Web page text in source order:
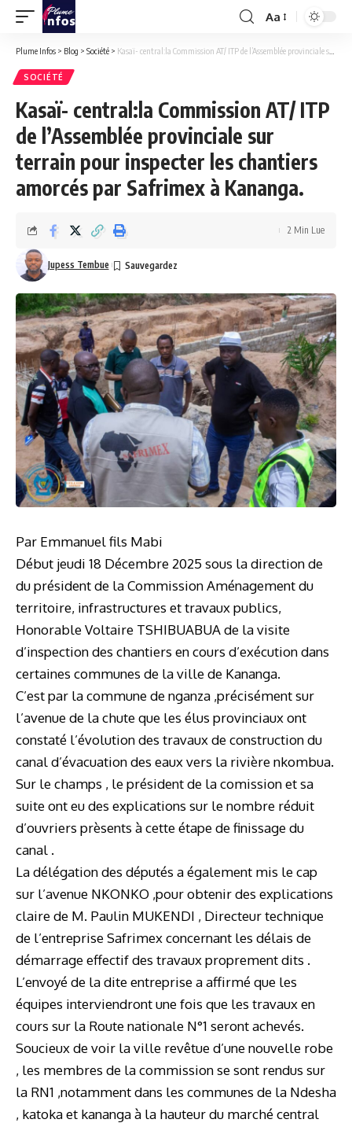
Font
Resizer
Aa
Plume Infos > Blog > Société > Kasaï- central:la Commission AT/ ITP de l’Assemblée provinciale sur terrain pour inspecter les chantiers amorcés par Safrimex à Kananga.
SOCIÉTÉ
Kasaï- central:la Commission AT/ ITP
de l’Assemblée provinciale sur
terrain pour inspecter les chantiers
amorcés par Safrimex à Kananga.
Jupess Tembue
2 Min Lue
Par Emmanuel fils Mabi
Début jeudi 18 Décembre 2025 sous la direction de
du président de la Commission Aménagement du
territoire, infrastructures et travaux publics,
Honorable Voltaire TSHIBUABUA de la visite
d’inspection des chantiers en cours d’exécution dans
certaines communes de la ville de Kananga.
C’est par la commune de nganza ,précisément sur
l’avenue de la chute que les élus provinciaux ont
constaté l’évolution des travaux de construction du
canal d’évacuation des eaux vers la rivière nkombua.
Sur le champs , le président de la comission et sa
suite ont eu des explications sur le nombre réduit
d’ouvriers prèsents à cette étape de finissage du
canal .
La délégation des députés a également mis le cap
sur l’avenue NKONKO ,pour obtenir des explications
claire de M. Paulin MUKENDI , Directeur technique
de l’entreprise Safrimex concernant les délais de
démarrage effectif des travaux proprement dits .
L’envoyé de la dite entreprise a affirmé que les
équipes interviendront une fois que les travaux en
cours sur la Route nationale N°1 seront achevés.
Soucieux de voir la ville revêtue d’une nouvelle robe
, les membres de la commission se sont rendus sur
la RN1 ,notamment dans les communes de la Ndesha
, katoka et kananga à la hauteur du marché central